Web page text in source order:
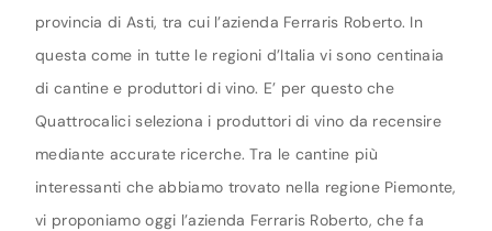
provincia di Asti, tra cui l’azienda Ferraris Roberto. In
questa come in tutte le regioni d’Italia vi sono centinaia
di cantine e produttori di vino. E’ per questo che
Quattrocalici seleziona i produttori di vino da recensire
mediante accurate ricerche. Tra le cantine più
interessanti che abbiamo trovato nella regione Piemonte,
vi proponiamo oggi l’azienda Ferraris Roberto, che fa